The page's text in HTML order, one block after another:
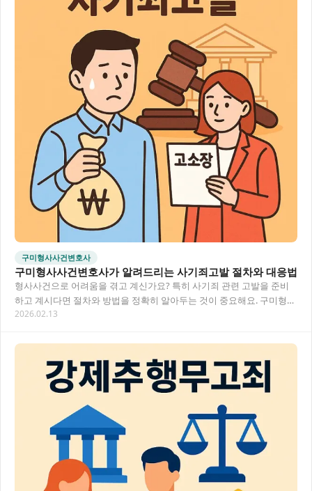
구미형사사건변호사
구미형사사건변호사가 알려드리는 사기죄고발 절차와 대응법
형사사건으로 어려움을 겪고 계신가요? 특히 사기죄 관련 고발을 준비
하고 계시다면 절차와 방법을 정확히 알아두는 것이 중요해요. 구미형사
사건변호사의 전문적인 조력을 받아 사기죄고발을…
2026.02.13